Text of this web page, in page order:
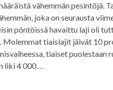
vähemmän pesintöjä.
joka on seurausta
pöntöissä havaittu laji oli
Molemmat tiaislajit jäivät 10
tiaiset puolestaan
liki 4 000 …